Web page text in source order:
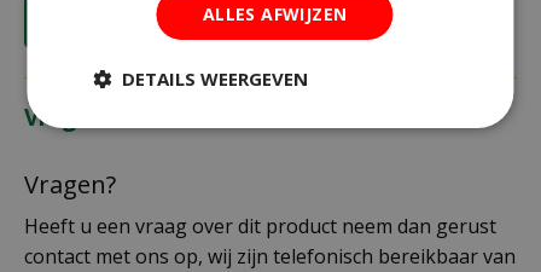
Vragen?
Vragen?
Heeft u een vraag over dit product neem dan gerust
contact met ons op, wij zijn telefonisch bereikbaar van
ALLES AFWIJZEN
DETAILS WEERGEVEN